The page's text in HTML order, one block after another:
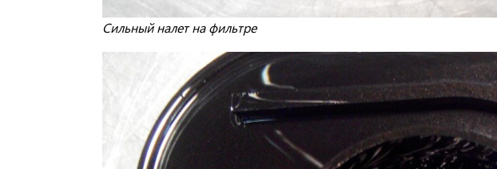
Сильный налет на фильтре